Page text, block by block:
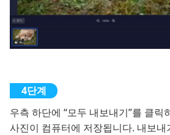
우측 하단에 “모두 내보내기”를 클릭
사진이 컴퓨터에 저장됩니다. 내보